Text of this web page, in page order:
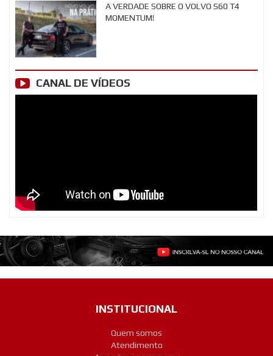
A VERDADE SOBRE O VOLVO S60 T4
MOMENTUM!
CANAL DE VÍDEOS
INSTITUCIONAL
Quem somos
Atendimento